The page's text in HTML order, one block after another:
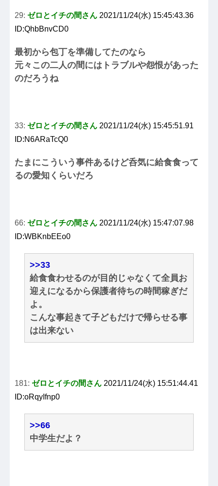
29: ゼロとイチの間さん 2021/11/24(水) 15:45:43.36
ID:QhbBnvCD0
最初から包丁を準備してたのなら
元々この二人の間にはトラブルや怨恨があった
のだろうね
33: ゼロとイチの間さん 2021/11/24(水) 15:45:51.91
ID:N6ARaTcQ0
たまにこういう事件あるけど呑気に給食食って
るの愛知くらいだろ
66: ゼロとイチの間さん 2021/11/24(水) 15:47:07.98
ID:WBKnbEEo0
>>33
給食食わせるのが目的じゃなくて全員お
迎えになるから保護者待ちの時間稼ぎだ
よ。
こんな事起きて子どもだけで帰らせる事
は出来ない
181: ゼロとイチの間さん 2021/11/24(水) 15:51:44.41
ID:oRqyIfnp0
>>66
中学生だよ？